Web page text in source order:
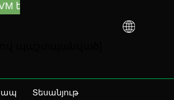
Տեսանյութ
կամ տեղական